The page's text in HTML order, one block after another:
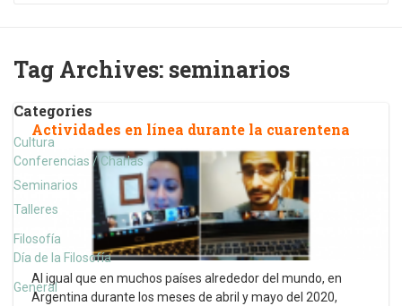
Tag Archives: seminarios
Categories
Cultura
Conferencias / Charlas
Seminarios
Talleres
Filosofía
Día de la Filosofía
General
Actividades en línea durante la cuarentena
Al igual que en muchos países alrededor del mundo, en
Argentina durante los meses de abril y mayo del 2020,